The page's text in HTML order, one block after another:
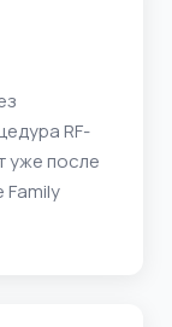
RF-
уже после
Family